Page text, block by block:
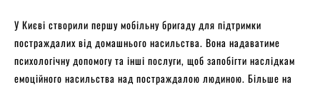
У Києві створили першу мобільну бригаду для підтримки
постраждалих від домашнього насильства. Вона надаватиме
психологічну допомогу та інші послуги, щоб запобігти наслідкам
емоційного насильства над постраждалою людиною. Більше на